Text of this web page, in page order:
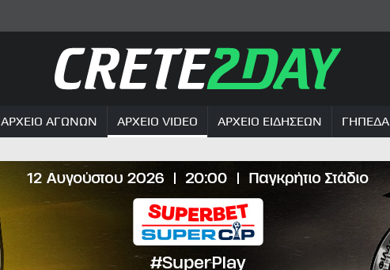
ΑΡΧΕΙΟ ΑΓΩΝΩΝ ΑΡΧΕΙΟ VIDEO ΑΡΧΕΙΟ ΕΙΔΗΣΕΩΝ ΓΗΠΕΔΑ